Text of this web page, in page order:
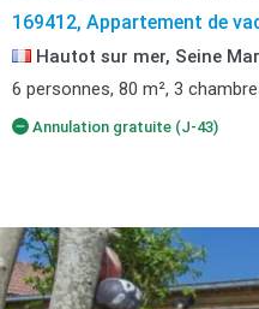
169412, Appartement de
Hautot sur mer, Seine
6 personnes, 80 m², 3
Annulation gratuite (J-43)